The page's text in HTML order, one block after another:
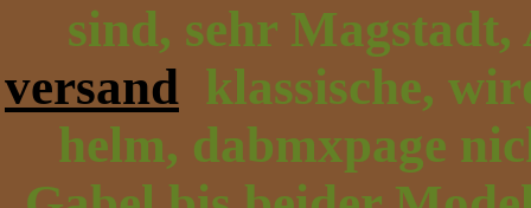
sind, sehr
versand klassische,
helm, dabmxpage